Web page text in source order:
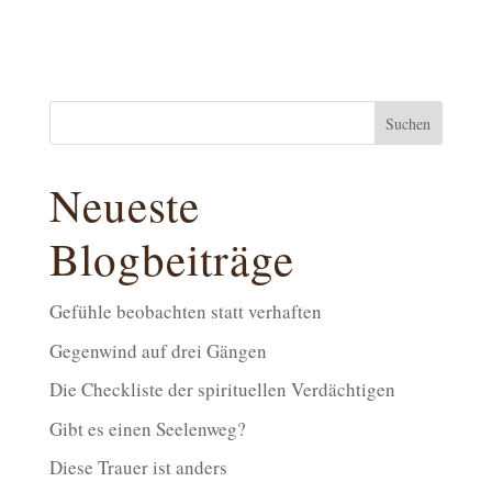
Suchen
Neueste
Blogbeiträge
Gefühle beobachten statt verhaften
Gegenwind auf drei Gängen
Die Checkliste der spirituellen Verdächtigen
Gibt es einen Seelenweg?
Diese Trauer ist anders